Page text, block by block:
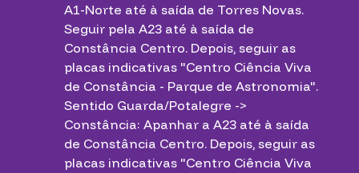
A1-Norte até à saída de Torres Novas.
Seguir pela A23 até à saída de
Constância Centro. Depois, seguir as
placas indicativas "Centro Ciência Viva
de Constância - Parque de Astronomia".
Sentido Guarda/Potalegre ->
Constância: Apanhar a A23 até à saída
de Constância Centro. Depois, seguir as
placas indicativas "Centro Ciência Viva